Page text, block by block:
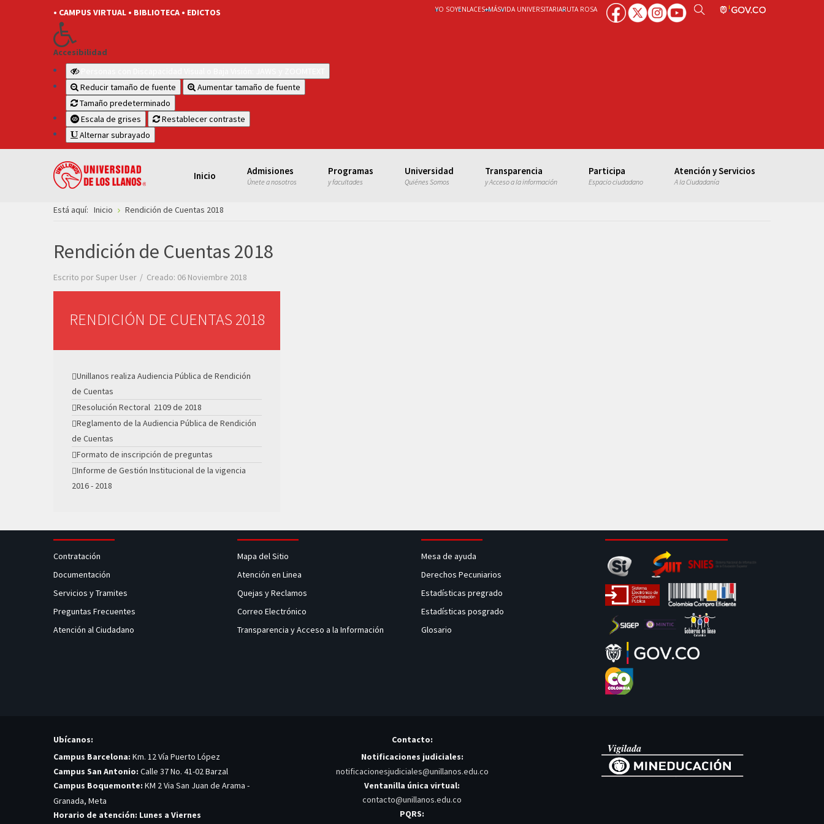
• CAMPUS VIRTUAL • BIBLIOTECA • EDICTOS
Accesibilidad
Reducir tamaño de fuente
Aumentar tamaño de fuente
Tamaño predeterminado
Escala de grises
Restablecer contraste
Alternar subrayado
YO SOYENLACES+MÁSVIDA UNIVERSITARIARUTA ROSA
Inicio Admisiones
Únete a nosotros
Programas
y facultades
Universidad
Quiénes Somos
Transparencia
y Acceso a la información
Participa
Espacio ciudadano
Atención y Servicios
A la Ciudadanía
Está aquí: Inicio Rendición de Cuentas 2018
Rendición de Cuentas 2018
Escrito porSuper User Creado: 06 Noviembre 2018
RENDICIÓN DE CUENTAS 2018
Unillanos realiza Audiencia Pública de Rendición
de Cuentas
Resolución Rectoral 2109 de 2018
Reglamento de la Audiencia Pública de Rendición
de Cuentas
Formato de inscripción de preguntas
Informe de Gestión Institucional de la vigencia
2016 - 2018
Contratación
Documentación
Servicios y Tramites
Preguntas Frecuentes
Atención al Ciudadano
Mapa del Sitio
Atención en Linea
Quejas y Reclamos
Correo Electrónico
Transparencia y Acceso a la Información
Mesa de ayuda
Derechos Pecuniarios
Estadísticas pregrado
Estadísticas posgrado
Glosario
Ubícanos:
Campus Barcelona: Km. 12 Vía Puerto López
Campus San Antonio: Calle 37 No. 41-02 Barzal
Campus Boquemonte: KM 2 Via San Juan de Arama -
Granada, Meta
Horario de atención: Lunes a Viernes
Contacto:
Notificaciones judiciales:
notificacionesjudiciales@unillanos.edu.co
Ventanilla única virtual:
contacto@unillanos.edu.co
PQRS: